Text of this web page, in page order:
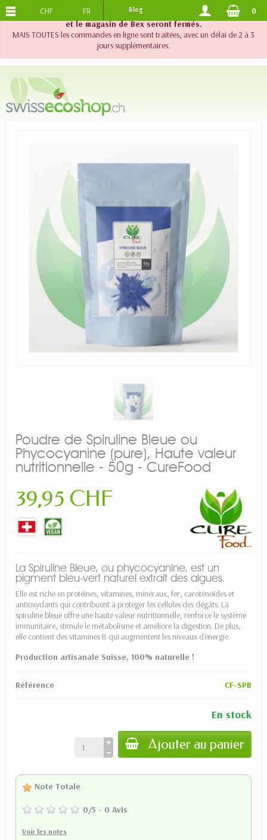
!! Important !! Jusqu'au 20 août 2026, le support téléphonique
et le magasin de Bex seront fermés.
MAIS TOUTES les commandes en ligne sont traitées, avec un délai de 2 à 3
jours supplémentaires.
PORTS OFFERTS DES 120.-
CHF FR Blog 0
Poudre de Spiruline Bleue ou
Phycocyanine (pure), Haute valeur
nutritionnelle - 50g - CureFood
39,95 CHF
La Spiruline Bleue, ou phycocyanine, est un
pigment bleu-vert naturel extrait des algues.
Elle est riche en protéines, vitamines, minéraux, fer, caroténoïdes et
antioxydants qui contribuent à protéger les cellules des dégâts. La
spiruline bleue offre une haute valeur nutritionnelle, renforce le système
immunitaire, stimule le métabolisme et améliore la digestion. De plus,
elle contient des vitamines B qui augmentent les niveaux d'énergie.
Production artisanale Suisse, 100% naturelle !
Référence CF-SPB
En stock
Ajouter au panier
Note Totale:
0/5 - 0 Avis
Voir les notes